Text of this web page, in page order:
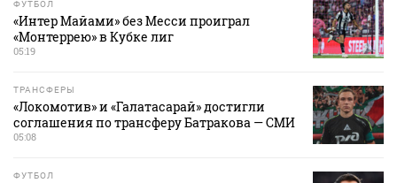
ФУТБОЛ
«Интер Майами» без Месси проиграл
«Монтеррею» в Кубке лиг
05:19
ТРАНСФЕРЫ
«Локомотив» и «Галатасарай» достигли
соглашения по трансферу Батракова — СМИ
05:08
ФУТБОЛ